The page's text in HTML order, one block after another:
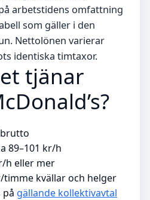
arbetstidens omfattning
som gäller i den
Nettolönen varierar
identiska timtaxor.
tjänar
89–101 kr/h
h eller mer
timme kvällar och helger
på gällande kollektivavtal